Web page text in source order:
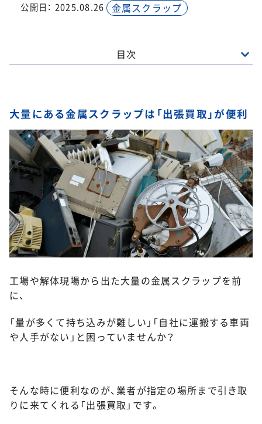
公開日： 2025.08.26 金属スクラップ
目次
大量にある金属スクラップは「出張買取」が便利
工場や解体現場から出た大量の金属スクラップを前
に、
「量が多くて持ち込みが難しい」「自社に運搬する車両
や人手がない」と困っていませんか？
そんな時に便利なのが、業者が指定の場所まで引き取
りに来てくれる「出張買取」です。